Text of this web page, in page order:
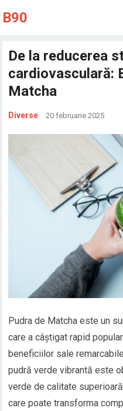
B90
De la reducerea
cardiovasculară:
Matcha
Diverse 20 februarie 2025
Pudra de Matcha este un
care a câștigat rapid
beneficiilor sale
pudră verde vibrantă este
verde de calitate
care poate transforma